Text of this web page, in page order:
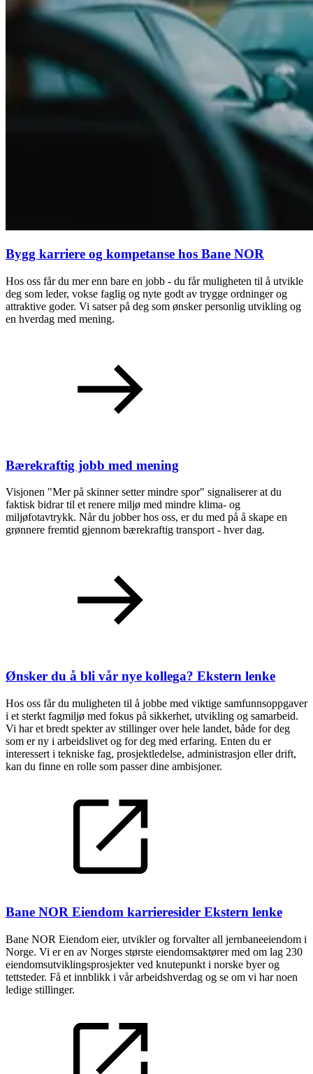
Bygg karriere og kompetanse hos Bane NOR
Hos oss får du mer enn bare en jobb - du får muligheten til å utvikle
deg som leder, vokse faglig og nyte godt av trygge ordninger og
attraktive goder. Vi satser på deg som ønsker personlig utvikling og
en hverdag med mening.
Bærekraftig jobb med mening
Visjonen "Mer på skinner setter mindre spor" signaliserer at du
faktisk bidrar til et renere miljø med mindre klima- og
miljøfotavtrykk. Når du jobber hos oss, er du med på å skape en
grønnere fremtid gjennom bærekraftig transport - hver dag.
Ønsker du å bli vår nye kollega? Ekstern lenke
Hos oss får du muligheten til å jobbe med viktige samfunnsoppgaver
i et sterkt fagmiljø med fokus på sikkerhet, utvikling og samarbeid.
Vi har et bredt spekter av stillinger over hele landet, både for deg
som er ny i arbeidslivet og for deg med erfaring. Enten du er
interessert i tekniske fag, prosjektledelse, administrasjon eller drift,
kan du finne en rolle som passer dine ambisjoner.
Bane NOR Eiendom karrieresider Ekstern lenke
Bane NOR Eiendom eier, utvikler og forvalter all jernbaneeiendom i
Norge. Vi er en av Norges største eiendomsaktører med om lag 230
eiendomsutviklingsprosjekter ved knutepunkt i norske byer og
tettsteder. Få et innblikk i vår arbeidshverdag og se om vi har noen
ledige stillinger.